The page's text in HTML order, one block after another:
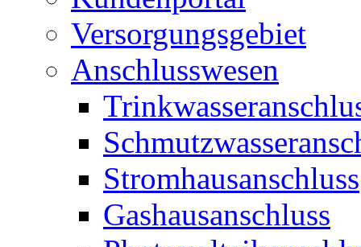
Versorgungsgebiet
Anschlusswesen
Stromhausanschluss
Gashausanschluss